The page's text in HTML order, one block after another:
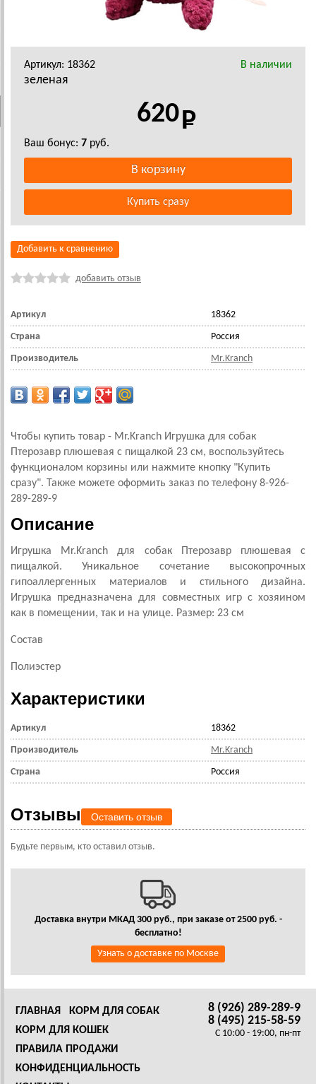
Артикул: 18362 В наличии
зеленая
620
Ваш бонус: 7 руб.
Добавить к сравнению
добавить отзыв
Артикул 18362
Страна Россия
Производитель Mr.Kranch
Чтобы купить товар - Mr.Kranch Игрушка для собак
Птерозавр плюшевая с пищалкой 23 см, воспользуйтесь
функционалом корзины или нажмите кнопку "Купить
сразу". Также можете оформить заказ по телефону 8-926-
289-289-9
Описание
Игрушка Mr.Kranch для собак Птерозавр плюшевая с
пищалкой. Уникальное сочетание высокопрочных
гипоаллергенных материалов и стильного дизайна.
Игрушка предназначена для совместных игр с хозяином
как в помещении, так и на улице. Размер: 23 см
Состав
Полиэстер
Характеристики
Артикул 18362
Производитель Mr.Kranch
Страна Россия
Отзывы Оставить отзыв
Будьте первым, кто оставил отзыв.
Доставка внутри МКАД 300 руб., при заказе от 2500 руб. -
бесплатно!
Узнать о доставке по Москве
8 (926) 289-289-9
8 (495) 215-58-59
C 10:00 - 19:00, пн-пт
ГЛАВНАЯ
КОРМ ДЛЯ СОБАК
КОРМ ДЛЯ КОШЕК
ПРАВИЛА ПРОДАЖИ
КОНФИДЕНЦИАЛЬНОСТЬ